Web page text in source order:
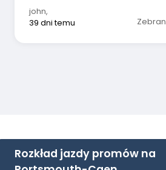
ziemniaki!! Lepszy dostawca
mile widziany.
john,
39 dni temu
Rozkład jazdy promów na